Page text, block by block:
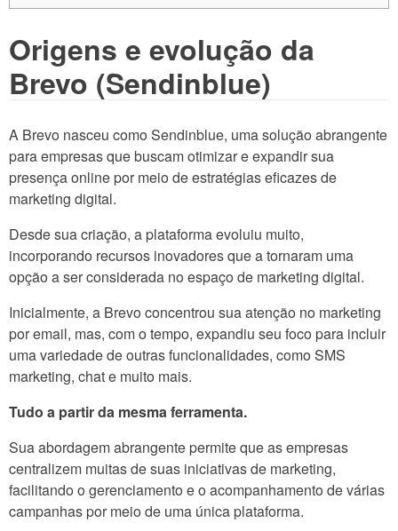
Origens e evolução da
Brevo (Sendinblue)
A Brevo nasceu como Sendinblue, uma solução abrangente
para empresas que buscam otimizar e expandir sua
presença online por meio de estratégias eficazes de
marketing digital.
Desde sua criação, a plataforma evoluiu muito,
incorporando recursos inovadores que a tornaram uma
opção a ser considerada no espaço de marketing digital.
Inicialmente, a Brevo concentrou sua atenção no marketing
por email, mas, com o tempo, expandiu seu foco para incluir
uma variedade de outras funcionalidades, como SMS
marketing, chat e muito mais.
Tudo a partir da mesma ferramenta.
Sua abordagem abrangente permite que as empresas
centralizem muitas de suas iniciativas de marketing,
facilitando o gerenciamento e o acompanhamento de várias
campanhas por meio de uma única plataforma.